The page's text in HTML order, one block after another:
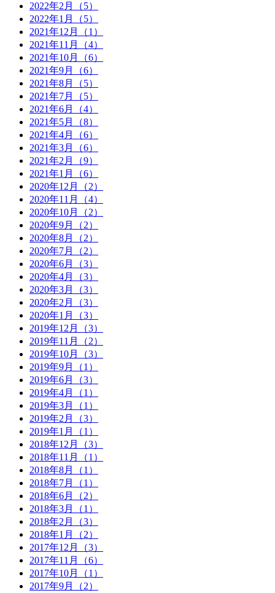
2022年2月（5）
2022年1月（5）
2021年12月（1）
2021年11月（4）
2021年10月（6）
2021年9月（6）
2021年8月（5）
2021年7月（5）
2021年6月（4）
2021年5月（8）
2021年4月（6）
2021年3月（6）
2021年2月（9）
2021年1月（6）
2020年12月（2）
2020年11月（4）
2020年10月（2）
2020年9月（2）
2020年8月（2）
2020年7月（2）
2020年6月（3）
2020年4月（3）
2020年3月（3）
2020年2月（3）
2020年1月（3）
2019年12月（3）
2019年11月（2）
2019年10月（3）
2019年9月（1）
2019年6月（3）
2019年4月（1）
2019年3月（1）
2019年2月（3）
2019年1月（1）
2018年12月（3）
2018年11月（1）
2018年8月（1）
2018年7月（1）
2018年6月（2）
2018年3月（1）
2018年2月（3）
2018年1月（2）
2017年12月（3）
2017年11月（6）
2017年10月（1）
2017年9月（2）